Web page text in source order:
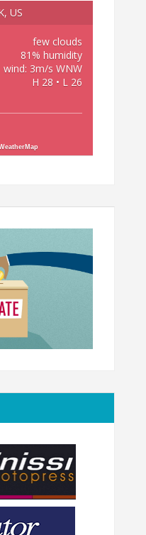
US
few clouds
81% humidity
wind: 3m/s WNW
H 28 • L 26